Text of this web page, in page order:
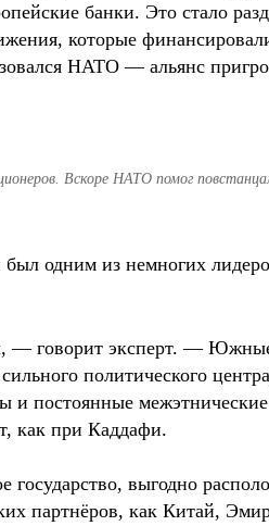
банки. Это стало
которые
НАТО — альянс
Вскоре НАТО помог
одним из немногих
— говорит эксперт. —
политического
и постоянные
как при Каддафи.
выгодно
партнёров, как Китай,